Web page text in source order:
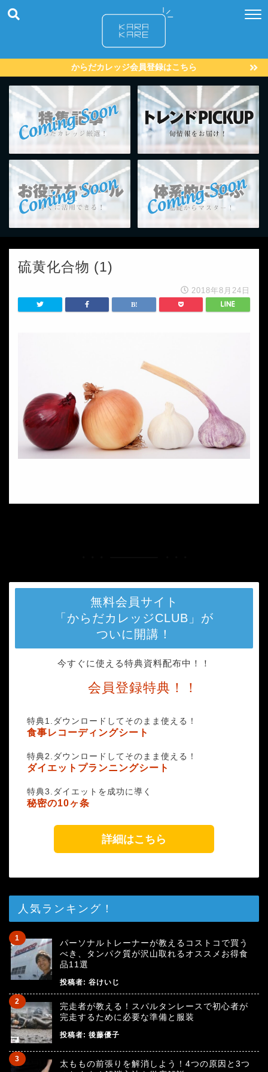
からだカレッジ会員登録はこちら
硫黄化合物 (1)
2018年8月24日
無料会員サイト
「からだカレッジCLUB」が
ついに開講！
今すぐに使える特典資料配布中！！
会員登録特典！！
特典1.ダウンロードしてそのまま使える！
食事レコーディングシート
特典2.ダウンロードしてそのまま使える！
ダイエットプランニングシート
特典3.ダイエットを成功に導く
秘密の10ヶ条
詳細はこちら
人気ランキング！
パーソナルトレーナーが教えるコストコで買う
べき、タンパク質が沢山取れるオススメお得食
品11選
投稿者: 谷けいじ
完走者が教える！スパルタンレースで初心者が
完走するために必要な準備と服装
投稿者: 後藤優子
太ももの前張りを解消しよう！4つの原因と3つ